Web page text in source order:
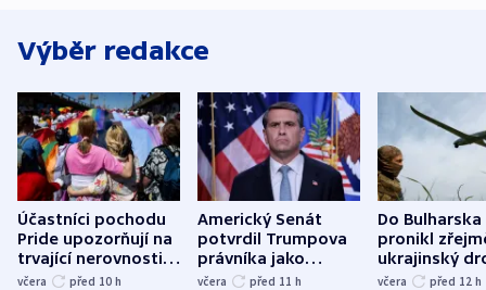
Výběr redakce
Účastníci pochodu
Pride upozorňují na
trvající nerovnosti i
společenskou
včera před 10 h
Americký Senát
potvrdil Trumpova
právníka jako
ministra
včera před 11 h
Do Bulharska
pronikl
ukrajinský
explodoval
včera před 12 h